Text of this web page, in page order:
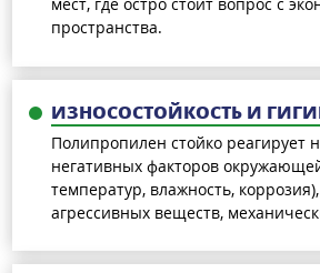
мест, где остро стоит вопрос с
пространства.
ИЗНОСОСТОЙКОСТЬ И
Полипропилен стойко реагирует
негативных факторов
температур, влажность,
агрессивных веществ,